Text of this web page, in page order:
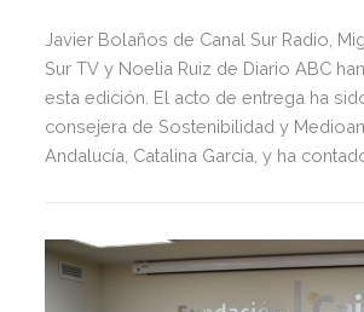
Javier Bolaños de Canal Sur Radio,
Sur TV y Noelia Ruiz de Diario ABC
esta edición. El acto de entrega ha
consejera de Sostenibilidad y
Andalucía, Catalina García, y ha